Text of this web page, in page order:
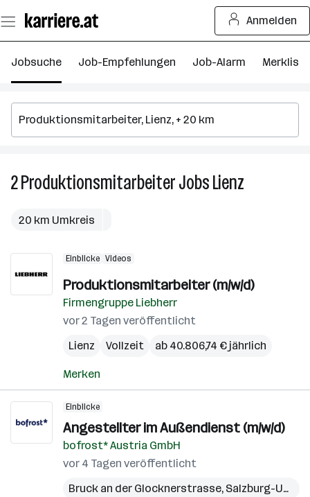
Seiteninhalt
springen
Anmelden
Jobsuche Job-Empfehlungen Job-Alarm Merkliste
2ProduktionsmitarbeiterJobsLienz
20 km Umkreis
Einblicke Videos
Produktionsmitarbeiter (m/w/d)
Firmengruppe Liebherr
vor 2 Tagen veröffentlicht
Lienz
Vollzeit ab 40.806,74 € jährlich
Merken
Einblicke
Angestellter im Außendienst (m/w/d)
bofrost* Austria GmbH
vor 4 Tagen veröffentlicht
Bruck an der Glocknerstrasse, Salzburg-Umgebung (Bezirk)